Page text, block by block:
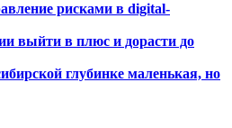
рисками в digital-
выйти в плюс и дорасти до
глубинке маленькая, но